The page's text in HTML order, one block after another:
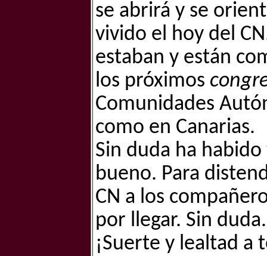
se abrirá y se
vivido el hoy del
estaban y están
los próximos
Comunidades
como en Canarias.
Sin duda ha
bueno. Para
CN a los
por llegar. Sin
¡Suerte y lealtad a